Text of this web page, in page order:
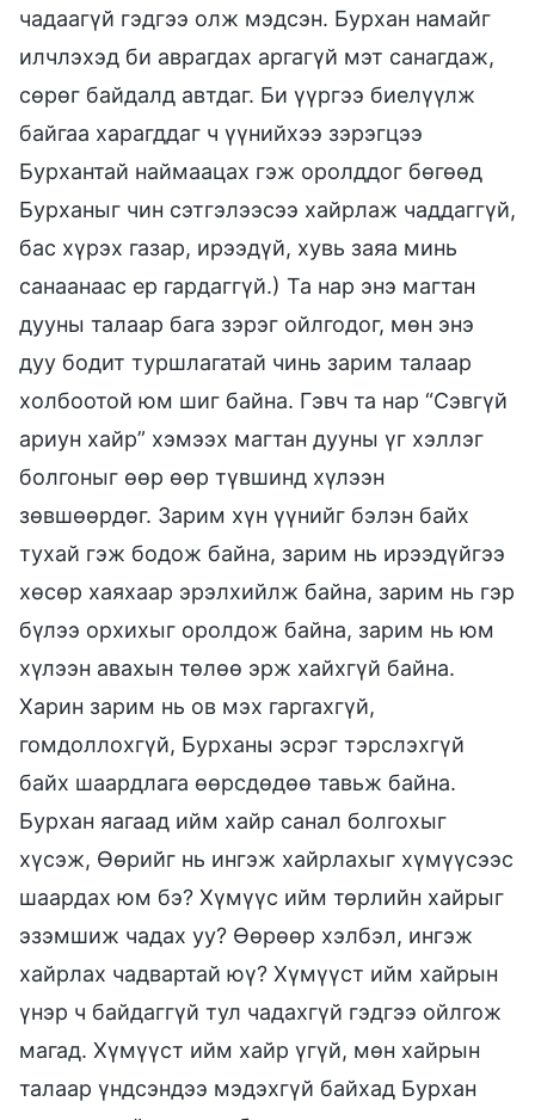
чадаагүй гэдгээ олж мэдсэн. Бурхан намайг
илчлэхэд би аврагдах аргагүй мэт санагдаж,
сөрөг байдалд автдаг. Би үүргээ биелүүлж
байгаа харагддаг ч үүнийхээ зэрэгцээ
Бурхантай наймаацах гэж оролддог бөгөөд
Бурханыг чин сэтгэлээсээ хайрлаж чаддаггүй,
бас хүрэх газар, ирээдүй, хувь заяа минь
санаанаас ер гардаггүй.) Та нар энэ магтан
дууны талаар бага зэрэг ойлгодог, мөн энэ
дуу бодит туршлагатай чинь зарим талаар
холбоотой юм шиг байна. Гэвч та нар “Сэвгүй
ариун хайр” хэмээх магтан дууны үг хэллэг
болгоныг өөр өөр түвшинд хүлээн
зөвшөөрдөг. Зарим хүн үүнийг бэлэн байх
тухай гэж бодож байна, зарим нь ирээдүйгээ
хөсөр хаяхаар эрэлхийлж байна, зарим нь гэр
бүлээ орхихыг оролдож байна, зарим нь юм
хүлээн авахын төлөө эрж хайхгүй байна.
Харин зарим нь ов мэх гаргахгүй,
гомдоллохгүй, Бурханы эсрэг тэрслэхгүй
байх шаардлага өөрсдөдөө тавьж байна.
Бурхан яагаад ийм хайр санал болгохыг
хүсэж, Өөрийг нь ингэж хайрлахыг хүмүүсээс
шаардах юм бэ? Хүмүүс ийм төрлийн хайрыг
эзэмшиж чадах уу? Өөрөөр хэлбэл, ингэж
хайрлах чадвартай юү? Хүмүүст ийм хайрын
үнэр ч байдаггүй тул чадахгүй гэдгээ ойлгож
магад. Хүмүүст ийм хайр үгүй, мөн хайрын
талаар үндсэндээ мэдэхгүй байхад Бурхан